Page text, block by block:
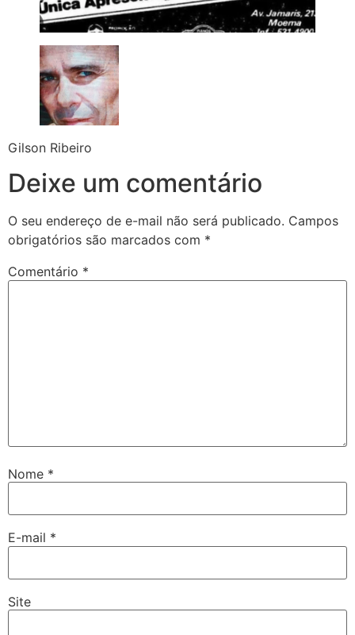
Gilson Ribeiro
Deixe um comentário
O seu endereço de e-mail não será publicado. Campos
obrigatórios são marcados com *
Comentário *
Nome *
E-mail *
Site